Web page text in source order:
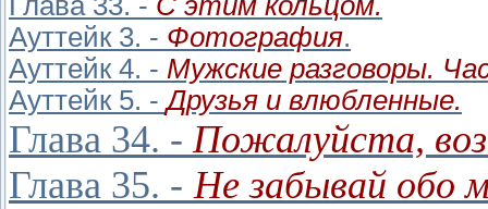
Ауттейк 3. - Фотография.
Ауттейк 4. - Мужские разговоры.
Ауттейк 5. -Друзья и влюбленные.
Глава 34. -Пожалуйста,
Глава 35. - Не забывай обо